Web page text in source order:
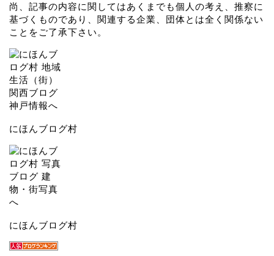
尚、記事の内容に関してはあくまでも個人の考え、推察に
基づくものであり、関連する企業、団体とは全く関係ない
ことをご了承下さい。
にほんブログ村
にほんブログ村